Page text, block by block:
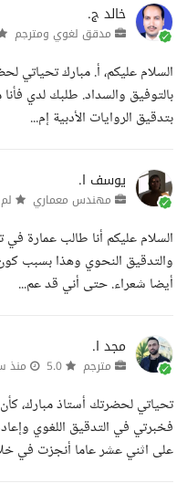
خالد ج.
مدقق لغوي ومترجم
السلام عليكم، أ. مبارك تحياتي
بالتوفيق والسداد. طلبك لدي
بتدقيق الروايات الأدبية إم...
يوسف ا.
مهندس معماري
السلام عليكم أنا طالب عمارة في
والتدقيق النحوي وهذا بسبب
أيضا شعراء. حتى أني قد عم...
مجد ا.
مترجم منذ
تحياتي لحضرتك أستاذ مبارك،
فخبرتي في التدقيق اللغوي
على اثني عشر عاما أنجزت في